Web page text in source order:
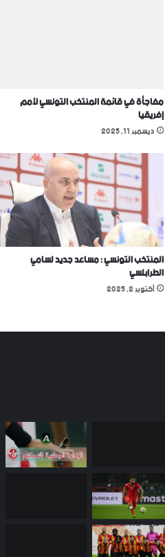
مفاجأة في قائمة المنتخب التونسي ﻷمم
إفريقيا
ديسمبر 11, 2025
المنتخب التونسي : مساعد جديد لسامي
الطرابلسي
أكتوبر 2, 2025